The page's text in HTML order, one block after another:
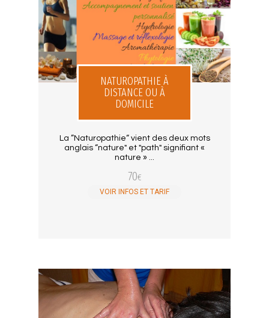
NATUROPATHIE À
DISTANCE OU À
DOMICILE
La ”Naturopathie“ vient des deux mots
anglais “nature" et "path" signifiant «
nature » ...
70€
VOIR INFOS ET TARIF